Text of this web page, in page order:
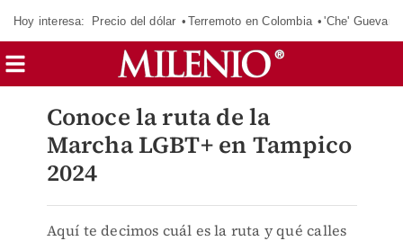
Hoy interesa: Precio del dólar Terremoto en Colombia 'Che' Guevara
Conoce la ruta de la
Marcha LGBT+ en Tampico
2024
Aquí te decimos cuál es la ruta y qué calles